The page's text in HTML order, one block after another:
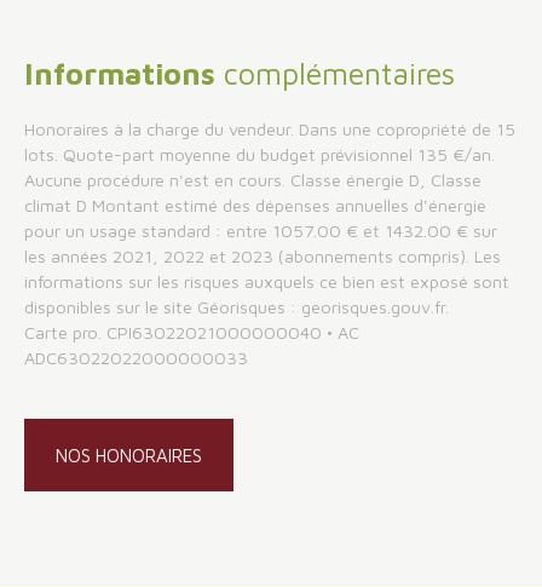
Informations complémentaires
Honoraires à la charge du vendeur. Dans une copropriété de 15
lots. Quote-part moyenne du budget prévisionnel 135 €/an.
Aucune procédure n'est en cours. Classe énergie D, Classe
climat D Montant estimé des dépenses annuelles d'énergie
pour un usage standard : entre 1057.00 € et 1432.00 € sur
les années 2021, 2022 et 2023 (abonnements compris). Les
informations sur les risques auxquels ce bien est exposé sont
disponibles sur le site Géorisques : georisques.gouv.fr.
Carte pro. CPI63022021000000040 • AC
ADC63022022000000033
NOS HONORAIRES